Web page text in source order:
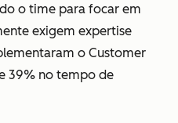
o time para focar em
exigem expertise
o Customer
39% no tempo de